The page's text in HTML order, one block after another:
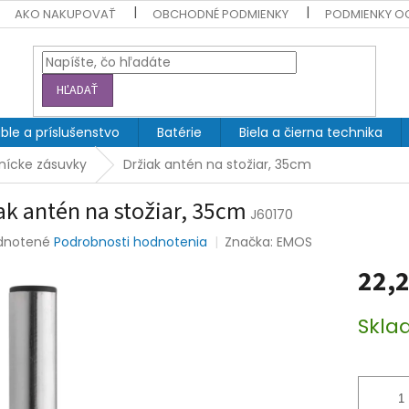
AKO NAKUPOVAŤ OBCHODNÉ PODMIENKY PODMIENKY
HĽADAŤ
a príslušenstvo Batérie Biela a čierna technika
zásuvky Držiak antén na stožiar, 35cm
antén na stožiar, 35cm J60170
Podrobnosti hodnotenia Značka:EMOS
cena: